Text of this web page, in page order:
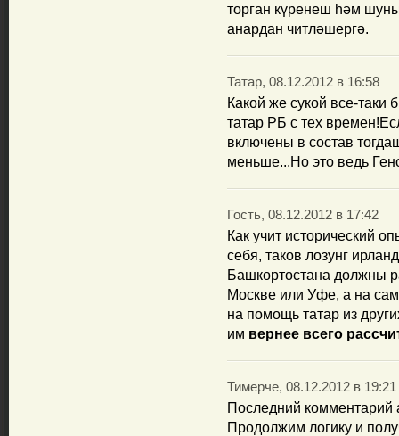
торган күренеш һәм
анардан читләшергә.
Татар, 08.12.2012 в 16:58
Какой же сукой все-
татар РБ с тех
включены в состав
меньше...Но это ведь
Гость, 08.12.2012 в 17:42
Как учит исторический
себя, таков лозунг
Башкортостана должны
Москве или Уфе, а на
на помощь татар из
им вернее всего
Тимерче, 08.12.2012 в 19:21
Последний комментарий
Продолжим логику и